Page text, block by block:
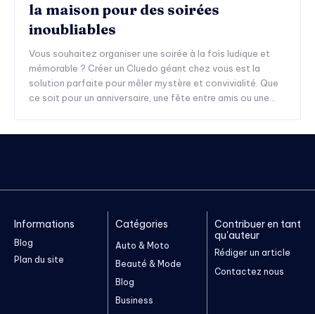
la maison pour des soirées
inoubliables
Vous souhaitez organiser une soirée à la fois ludique et
mémorable ? Créer un Cluedo géant chez vous est la
solution parfaite pour mêler mystère et convivialité. Que
ce soit pour un anniversaire, une fête entre amis ou une...
Informations
Blog
Plan du site
Catégories
Auto & Moto
Beauté & Mode
Blog
Business
Contribuer en tant
qu'auteur
Rédiger un article
Contactez nous